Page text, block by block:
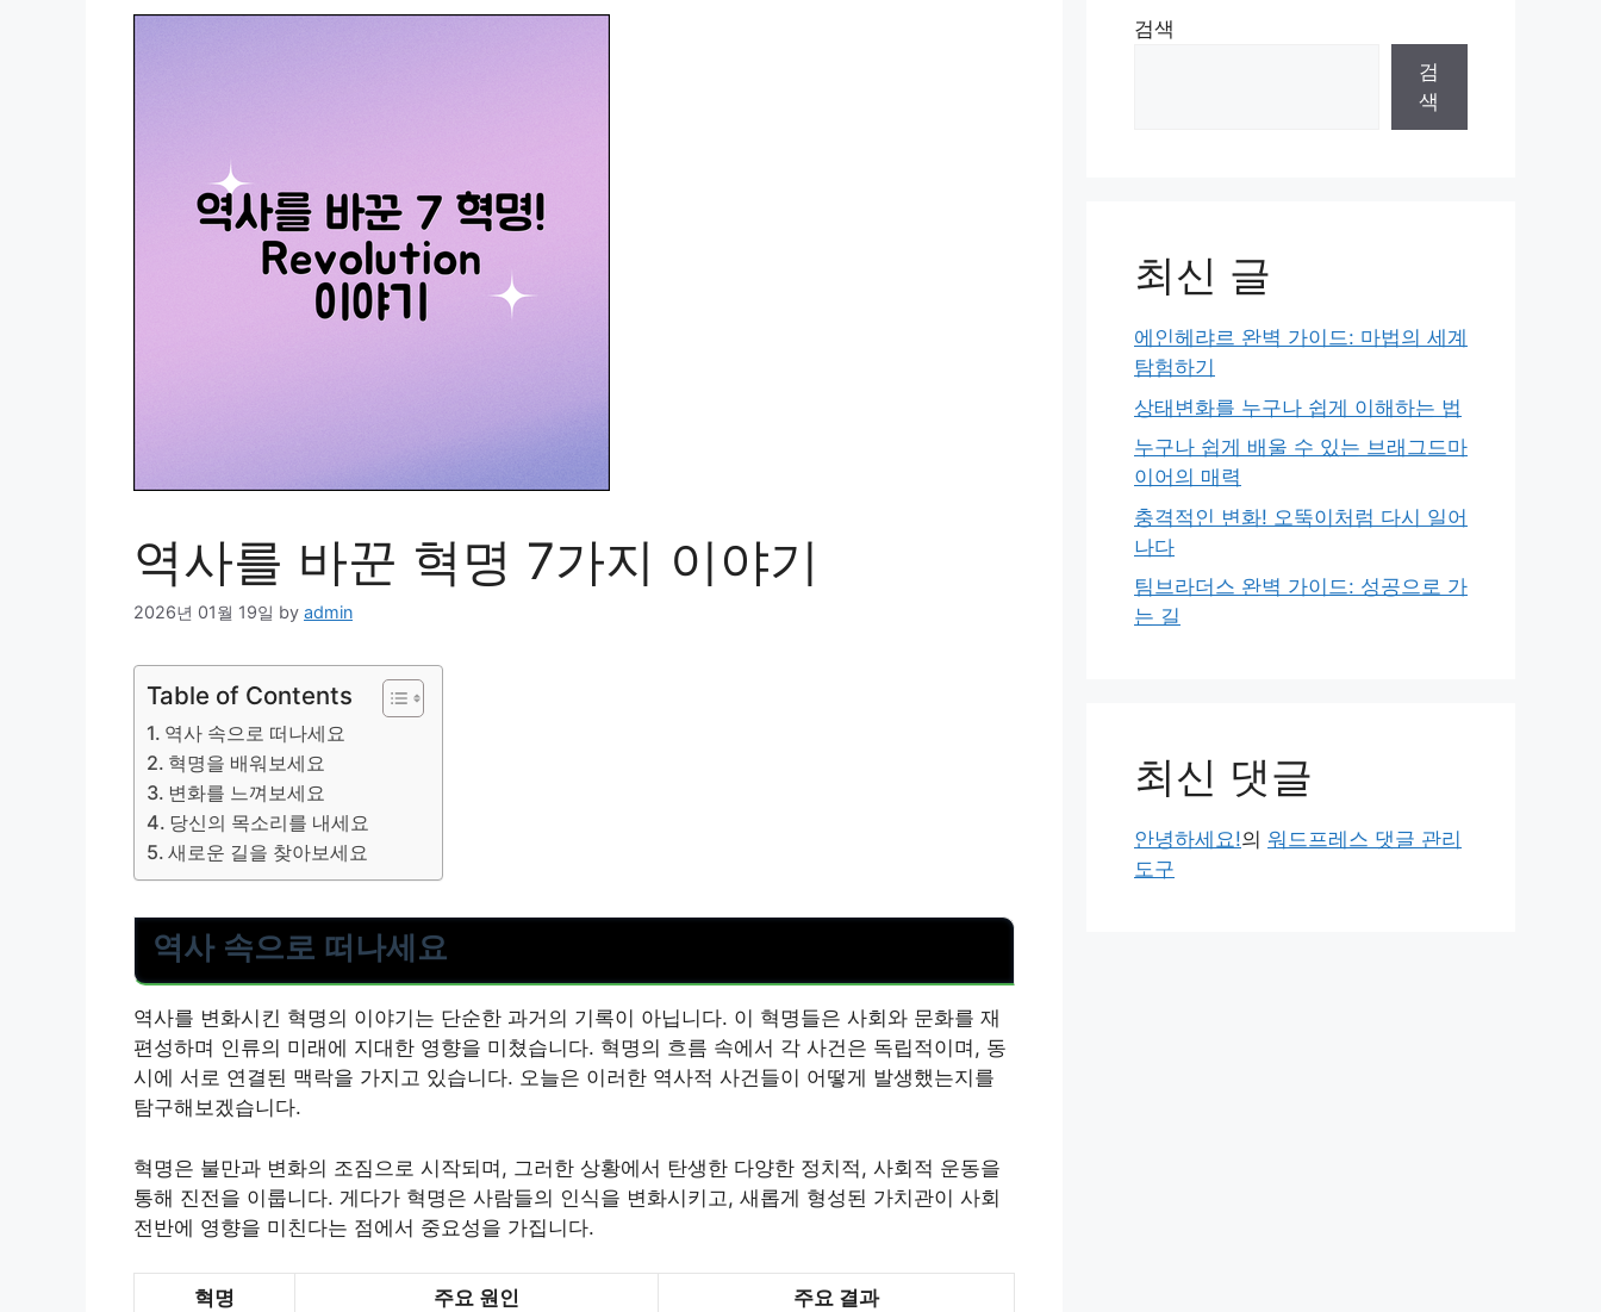
역사를 바꾼 혁명 7가지 이야기
2026년 01월 19일 by admin
Table of Contents
역사 속으로 떠나세요
혁명을 배워보세요
변화를 느껴보세요
당신의 목소리를 내세요
새로운 길을 찾아보세요
역사 속으로 떠나세요
역사를 변화시킨 혁명의 이야기는 단순한 과거의 기록이 아닙니다. 이 혁명들은 사회와 문화를 재
편성하며 인류의 미래에 지대한 영향을 미쳤습니다. 혁명의 흐름 속에서 각 사건은 독립적이며, 동
시에 서로 연결된 맥락을 가지고 있습니다. 오늘은 이러한 역사적 사건들이 어떻게 발생했는지를
탐구해보겠습니다.
혁명은 불만과 변화의 조짐으로 시작되며, 그러한 상황에서 탄생한 다양한 정치적, 사회적 운동을
통해 진전을 이룹니다. 게다가 혁명은 사람들의 인식을 변화시키고, 새롭게 형성된 가치관이 사회
전반에 영향을 미친다는 점에서 중요성을 가집니다.
혁명 주요 원인 주요 결과
검색
검
색
최신 글
에인헤랴르 완벽 가이드: 마법의 세계
탐험하기
상태변화를 누구나 쉽게 이해하는 법
누구나 쉽게 배울 수 있는 브래그드마
이어의 매력
충격적인 변화! 오뚝이처럼 다시 일어
나다
팀브라더스 완벽 가이드: 성공으로 가
는 길
최신 댓글
안녕하세요!의 워드프레스 댓글 관리
도구